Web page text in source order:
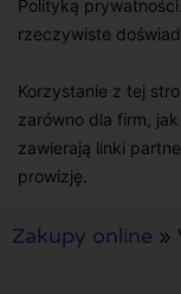
Polityką
rzeczywiste
Korzystanie z tej
zarówno dla firm,
zawierają linki
prowizję.
Zakupy online »